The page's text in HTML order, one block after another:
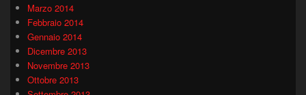
Marzo 2014
Febbraio 2014
Gennaio 2014
Dicembre 2013
Novembre 2013
Ottobre 2013